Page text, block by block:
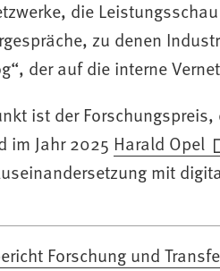
die
zu denen
der auf die interne
ist der
im Jahr 2025 Harald Opel
mit
Forschung und